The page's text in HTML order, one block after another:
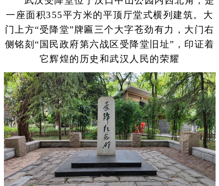
一座面积355平方米的平顶厅堂式横列建筑。大
门上方“受降堂”牌匾三个大字苍劲有力，大门右
侧铭刻“国民政府第六战区受降堂旧址”，印证着
它辉煌的历史和武汉人民的荣耀